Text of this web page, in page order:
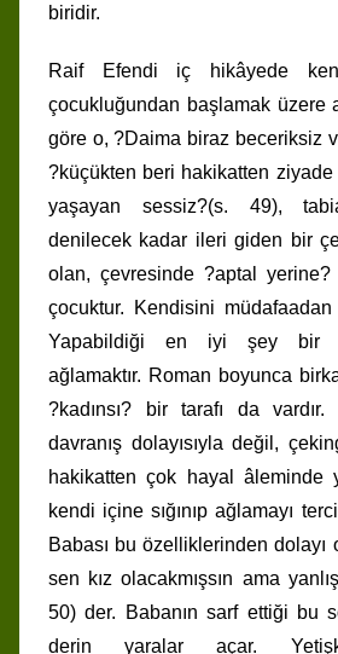
biridir.
Raif Efendi iç hikâyede
çocukluğundan başlamak üzere
göre o, ?Daima biraz beceriksiz
?küçükten beri hakikatten ziyade
yaşayan sessiz?(s. 49),
denilecek kadar ileri giden bir
olan, çevresinde ?aptal
çocuktur. Kendisini
Yapabildiği en iyi şey bir
ağlamaktır. Roman boyunca
?kadınsı? bir tarafı da
davranış dolayısıyla değil,
hakikatten çok hayal âleminde
kendi içine sığınıp ağlamayı
Babası bu özelliklerinden dolayı
sen kız olacakmışsın ama
50) der. Babanın sarf ettiği bu
derin yaralar açar.